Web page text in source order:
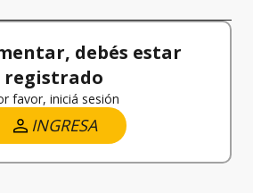
debés estar
registrado
favor, iniciá sesión
INGRESA